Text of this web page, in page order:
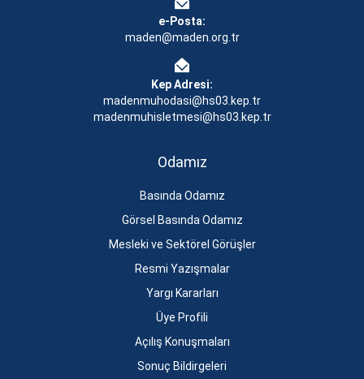
e-Posta:
maden@maden.org.tr
Kep Adresi:
madenmuhodasi@hs03.kep.tr
madenmuhisletmesi@hs03.kep.tr
Odamız
Basında Odamız
Görsel Basında Odamız
Mesleki ve Sektörel Görüşler
Resmi Yazışmalar
Yargı Kararları
Üye Profili
Açılış Konuşmaları
Sonuç Bildirgeleri